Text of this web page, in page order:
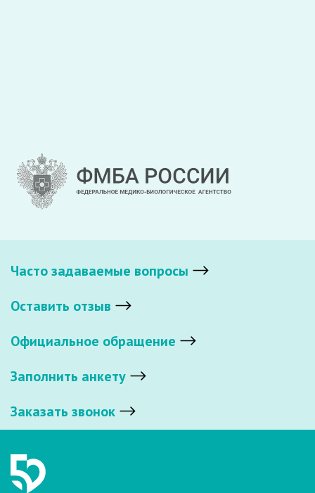
Часто задаваемые вопросы
Оставить отзыв
Официальное обращение
Заполнить анкету
Заказать звонок